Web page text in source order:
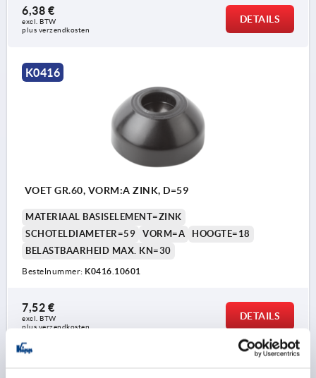
6,38 €
excl. BTW
plus verzendkosten
DETAILS
K0416
VOET GR.60, VORM:A ZINK, D=59
MATERIAAL BASISELEMENT=ZINK
SCHOTELDIAMETER=59
VORM=A
HOOGTE=18
BELASTBAARHEID MAX. KN=30
Bestelnummer: K0416.10601
7,52 €
excl. BTW
plus verzendkosten
DETAILS